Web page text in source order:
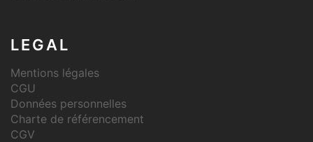
LEGAL
Mentions légales
CGU
Données personnelles
Charte de référencement
CGV